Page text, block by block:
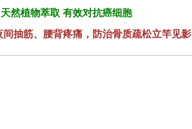
然植物萃取 有效对抗癌细胞
抽筋、腰背疼痛，防治骨质疏松立竿见影